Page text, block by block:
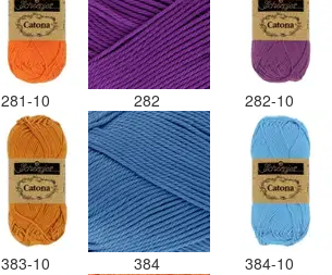
281-10 282 282-10
383-10 384 384-10